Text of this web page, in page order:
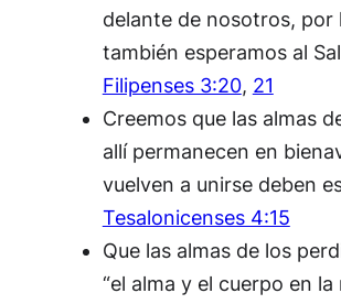
delante de nosotros, por
también esperamos al
Filipenses 3:20, 21
Creemos que las almas
allí permanecen en
vuelven a unirse deben
Tesalonicenses 4:15
Que las almas de los
“el alma y el cuerpo en